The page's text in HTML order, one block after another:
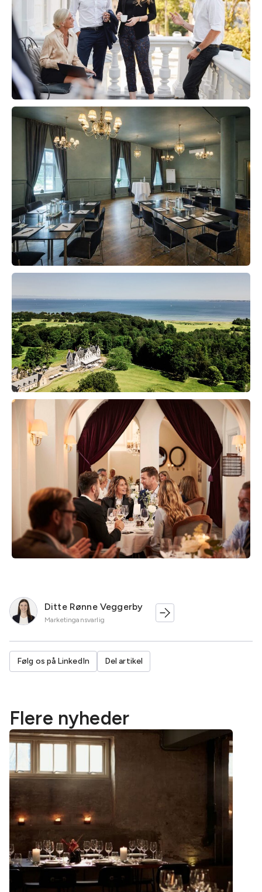
Ditte Rønne Veggerby
Marketingansvarlig
Følg os på LinkedIn Del artikel
Flere nyheder